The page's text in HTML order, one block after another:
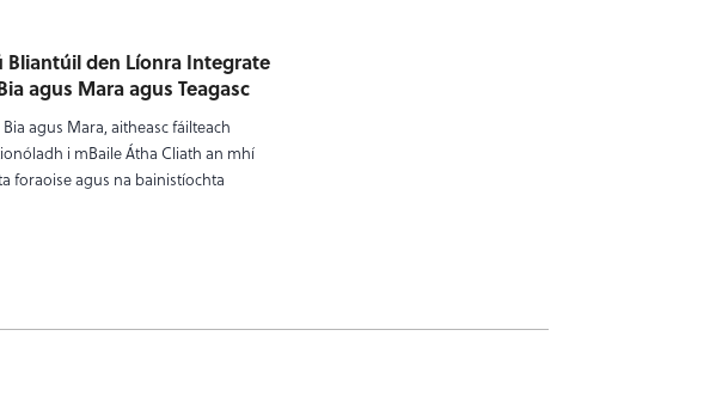
Bliantúil den Líonra Integrate
agus Mara agus Teagasc
agus Mara, aitheasc fáilteach
i mBaile Átha Cliath an mhí
foraoise agus na bainistíochta